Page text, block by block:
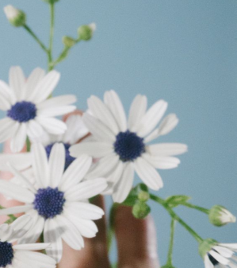
が届く？
している写真は、実際にお届けする商
です。お花は生き物なので、どうして
咲き方に個体差はありますが、できる
ジに近いものをお届けできるように人
しています。